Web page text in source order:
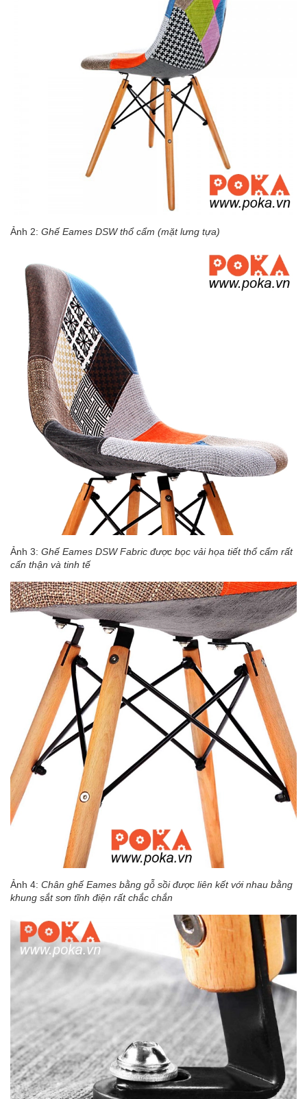
Ảnh 2: Ghế Eames DSW thổ cẩm (mặt lưng tựa)
Ảnh 3: Ghế Eames DSW Fabric được bọc vải họa tiết thổ cẩm rất
cẩn thận và tinh tế
Ảnh 4: Chân ghế Eames bằng gỗ sồi được liên kết với nhau bằng
khung sắt sơn tĩnh điện rất chắc chắn